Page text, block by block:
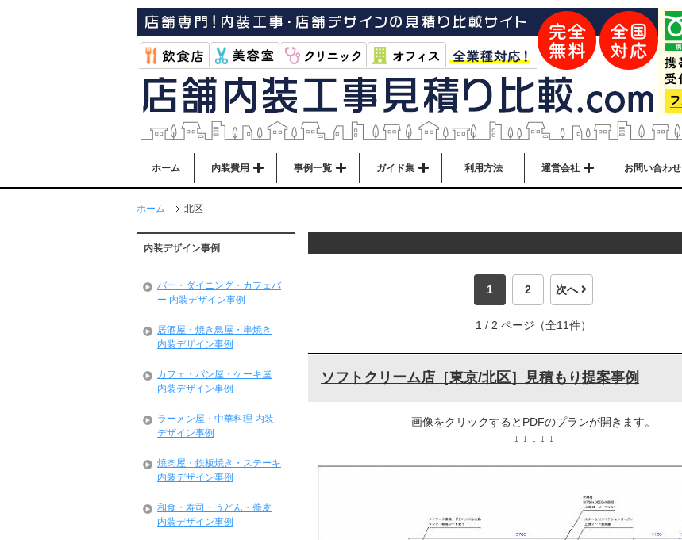
ホーム 内装費用 事例一覧 ガイド集 利用方法 運営会社 お問い合わせ
ホーム 北区
1 2 次へ
1 / 2 ページ（全11件）
ソフトクリーム店［東京/北区］見積もり提案事例
画像をクリックするとPDFのプランが開きます。
↓ ↓ ↓ ↓ ↓
内装デザイン事例
バー・ダイニング・カフェバ
ー 内装デザイン事例
居酒屋・焼き鳥屋・串焼き
内装デザイン事例
カフェ・パン屋・ケーキ屋
内装デザイン事例
ラーメン屋・中華料理 内装
デザイン事例
焼肉屋・鉄板焼き・ステーキ
内装デザイン事例
和食・寿司・うどん・蕎麦
内装デザイン事例